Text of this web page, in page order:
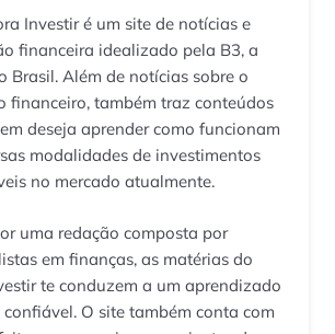
Investir é um site de notícias e
financeira idealizado pela B3, a
Brasil. Além de notícias sobre o
financeiro, também traz conteúdos
deseja aprender como funcionam
modalidades de investimentos
no mercado atualmente.
uma redação composta por
em finanças, as matérias do
te conduzem a um aprendizado
confiável. O site também conta com